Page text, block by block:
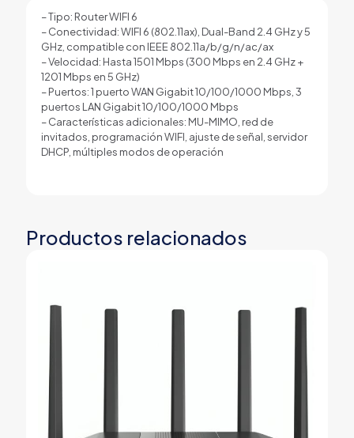
NEGRO
cantidad
– Tipo: Router WIFI 6
– Conectividad: WIFI 6 (802.11ax), Dual-Band 2.4 GHz y 5
GHz, compatible con IEEE 802.11a/b/g/n/ac/ax
– Velocidad: Hasta 1501 Mbps (300 Mbps en 2.4 GHz +
1201 Mbps en 5 GHz)
– Puertos: 1 puerto WAN Gigabit 10/100/1000 Mbps, 3
puertos LAN Gigabit 10/100/1000 Mbps
– Características adicionales: MU-MIMO, red de
invitados, programación WIFI, ajuste de señal, servidor
DHCP, múltiples modos de operación
Productos relacionados